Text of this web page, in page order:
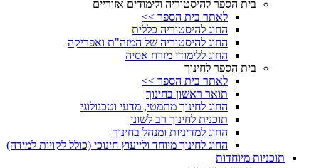
בית הספר להיסטוריה ולימודים אזוריים
לאתר בית הספר >>
החוג להיסטוריה כללית
החוג להיסטוריה של המזה"ת ואפריקה
החוג ללימודי מזרח אסיה
בית הספר לחינוך
לאתר בית הספר >>
תואר ראשון בחינוך
החוג לחינוך מתמטי, מדעי וטכנולוגי
תוכנית לחינוך רב לשוני
החוג למדיניות ומנהל בחינוך
החוג לחינוך מיוחד ולייעוץ חינוכי (כולל לקויות למידה)
תוכניות מיוחדות